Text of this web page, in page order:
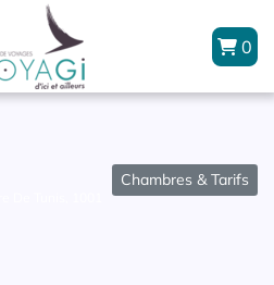
0
Chambres & Tarifs